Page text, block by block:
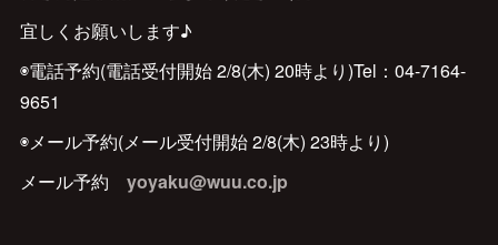
宜しくお願いします♪
◉電話予約(電話受付開始 2/8(木) 20時より)Tel：‪04-7164-
9651‬
◉メール予約(メール受付開始 2/8(木) 23時より)
メール予約 yoyaku@wuu.co.jp